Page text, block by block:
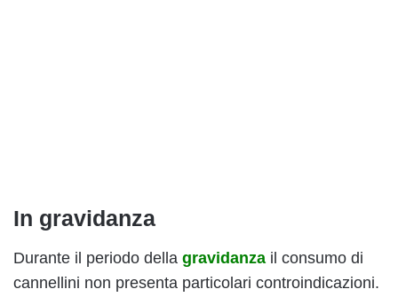
In gravidanza
Durante il periodo della gravidanza il consumo di
cannellini non presenta particolari controindicazioni.